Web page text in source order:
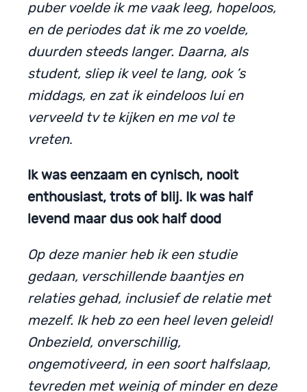
puber voelde ik me vaak leeg, hopeloos,
en de periodes dat ik me zo voelde,
duurden steeds langer. Daarna, als
student, sliep ik veel te lang, ook ’s
middags, en zat ik eindeloos lui en
verveeld tv te kijken en me vol te
vreten.
Ik was eenzaam en cynisch, nooit
enthousiast, trots of blij. Ik was half
levend maar dus ook half dood
Op deze manier heb ik een studie
gedaan, verschillende baantjes en
relaties gehad, inclusief de relatie met
mezelf. Ik heb zo een heel leven geleid!
Onbezield, onverschillig,
ongemotiveerd, in een soort halfslaap,
tevreden met weinig of minder en deze